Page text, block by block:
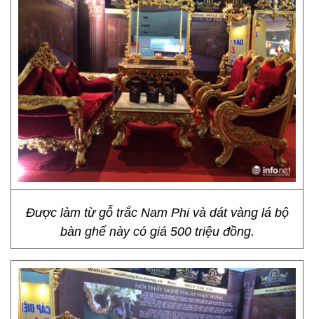
Được làm từ gỗ trắc Nam Phi và dát vàng lá bộ
bàn ghế này có giá 500 triệu đồng.